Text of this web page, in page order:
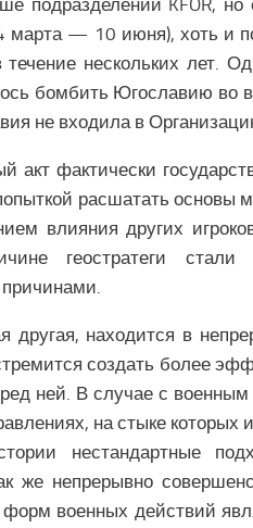
подразделений KFOR,
марта — 10 июня), хоть и
нескольких лет.
бомбить Югославию во
не входила в
акт фактически
расшатать основы
влияния других
геостратеги
другая, находится в
создать более
ней. В случае с
на стыке которых
нестандартные
же непрерывно
форм военных действий